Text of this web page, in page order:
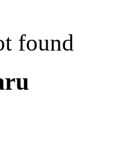
found